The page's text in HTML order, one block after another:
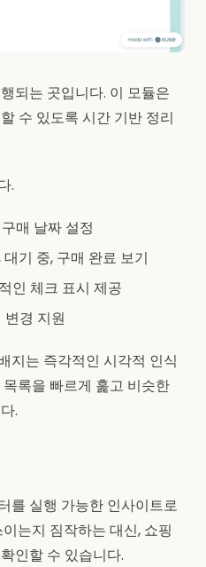
되는 곳입니다. 이 모듈은
수 있도록 시간 기반 정리
.
매 날짜 설정
기 중, 구매 완료 보기
인 체크 표시 제공
경 지원
지는 즉각적인 시각적 인식
록을 빠르게 훑고 비슷한
.
를 실행 가능한 인사이트로
는지 짐작하는 대신, 쇼핑
인할 수 있습니다.